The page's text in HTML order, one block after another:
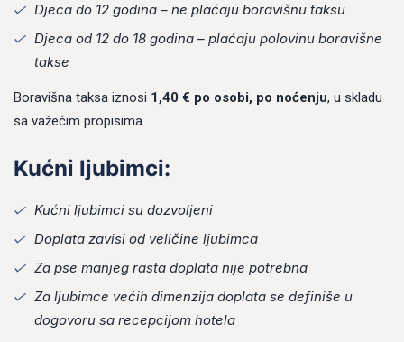
Djeca do 12 godina – ne plaćaju boravišnu taksu
Djeca od 12 do 18 godina – plaćaju polovinu boravišne
takse
Boravišna taksa iznosi 1,40 € po osobi, po noćenju, u skladu
sa važećim propisima.
Kućni ljubimci:
Kućni ljubimci su dozvoljeni
Doplata zavisi od veličine ljubimca
Za pse manjeg rasta doplata nije potrebna
Za ljubimce većih dimenzija doplata se definiše u
dogovoru sa recepcijom hotela
Login
USERNAME *
PASSWORD *